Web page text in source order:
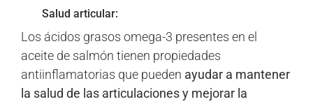
Salud articular:
Los ácidos grasos omega-3 presentes en el
aceite de salmón tienen propiedades
antiinflamatorias que pueden ayudar a mantener
la salud de las articulaciones y mejorar la